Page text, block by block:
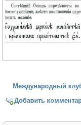
Международный
Добавить